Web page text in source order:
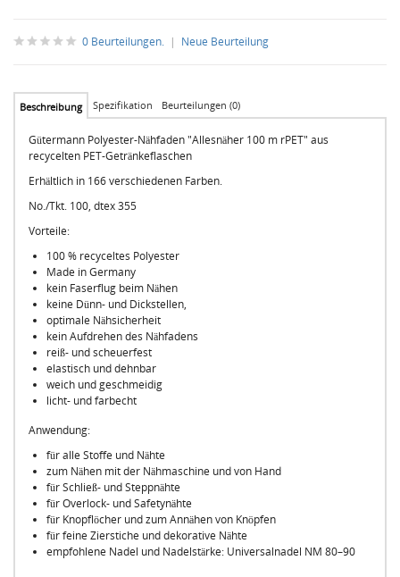
0 Beurteilungen. | Neue Beurteilung
Beschreibung Spezifikation Beurteilungen (0)
Gütermann Polyester-Nähfaden "Allesnäher 100 m rPET" aus
recycelten PET-Getränkeflaschen
Erhältlich in 166 verschiedenen Farben.
No./Tkt. 100, dtex355
Vorteile:
100 % recyceltes Polyester
Made in Germany
kein Faserflug beim Nähen
keine Dünn- und Dickstellen,
optimale Nähsicherheit
kein Aufdrehen des Nähfadens
reiß- und scheuerfest
elastisch und dehnbar
weich und geschmeidig
licht- und farbecht
Anwendung:
für alle Stoffe und Nähte
zum Nähen mit der Nähmaschine und von Hand
für Schließ- und Steppnähte
für Overlock- und Safetynähte
für Knopflöcher und zum Annähen von Knöpfen
für feine Zierstiche und dekorative Nähte
empfohlene Nadel und Nadelstärke: Universalnadel NM 80–90